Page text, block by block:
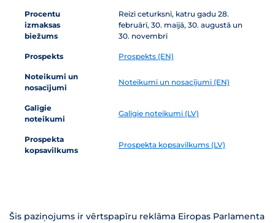
Procentu
izmaksas
biežums
Reizi ceturksnī, katru gadu 28.
februārī, 30. maijā, 30. augustā un
30. novembrī
Prospekts Prospekts (EN)
Noteikumi un
nosacījumi
Noteikumi un nosacījumi (EN)
Galīgie
noteikumi
Galīgie noteikumi (LV)
Prospekta
kopsavilkums
Prospekta kopsavilkums (LV)
Šis paziņojums ir vērtspapīru reklāma Eiropas Parlamenta